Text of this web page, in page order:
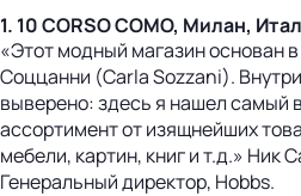
1. 10 CORSO COMO, Милан,
«Этот модный магазин основан в
Соццанни (Carla Sozzani).
выверено: здесь я нашел самый
ассортимент от изящнейших
мебели, картин, книг и т.д.» Ник
Генеральный директор, Hobbs.